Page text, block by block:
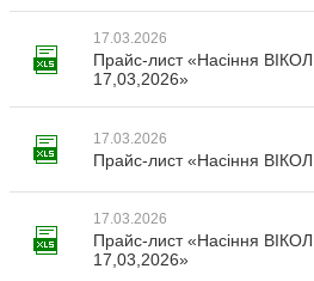
17.03.2026
Прайс-лист «Насіння
17,03,2026»
17.03.2026
Прайс-лист «Насіння
17.03.2026
Прайс-лист «Насіння
17,03,2026»